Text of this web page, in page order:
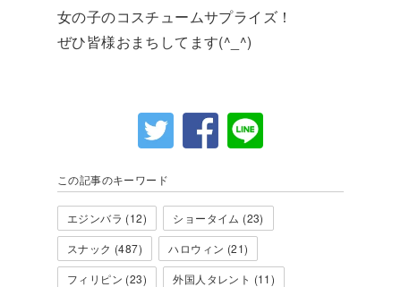
女の子のコスチュームサプライズ！
ぜひ皆様おまちしてます(^_^)
この記事のキーワード
エジンバラ (12)
ショータイム (23)
スナック (487)
ハロウィン (21)
フィリピン (23)
外国人タレント (11)